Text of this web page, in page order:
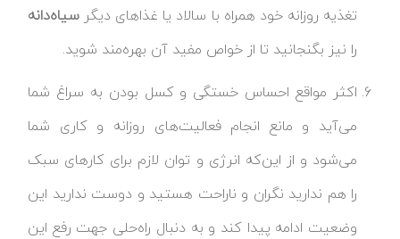
تغذیه روزانه خود همراه با سالاد یا غذاهای دیگر سیاه‌دانه
را نیز بگنجانید تا از خواص مفید آن بهره‌مند شوید.
اکثر مواقع احساس خستگی و کسل بودن به سراغ شما
می‌آید و مانع انجام فعالیت‌های روزانه و کاری شما
می‌شود و از این‌که انرژی و توان لازم برای کارهای سبک
را هم ندارید نگران و ناراحت هستید و دوست ندارید این
وضعیت ادامه پیدا کند و به دنبال راه‌حلی جهت رفع این